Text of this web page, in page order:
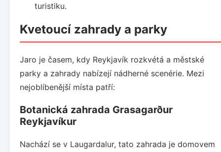
turistiku.
Kvetoucí zahrady a parky
Jaro je časem, kdy Reykjavík rozkvétá a městské
parky a zahrady nabízejí nádherné scenérie. Mezi
nejoblíbenější místa patří:
Botanická zahrada Grasagarður
Reykjavíkur
Nachází se v Laugardalur, tato zahrada je domovem